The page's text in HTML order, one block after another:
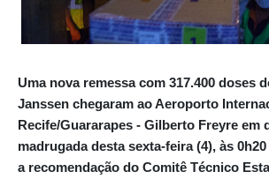
Uma nova remessa com 317.400 doses
Janssen chegaram ao Aeroporto
Recife/Guararapes - Gilberto Freyre em
madrugada desta sexta-feira (4), às
a recomendação do Comitê Técnico